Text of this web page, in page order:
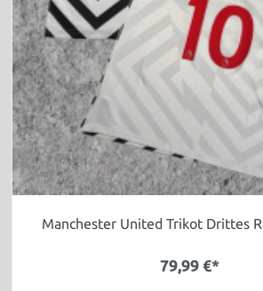
Manchester United Trikot Drittes
79,99 €*